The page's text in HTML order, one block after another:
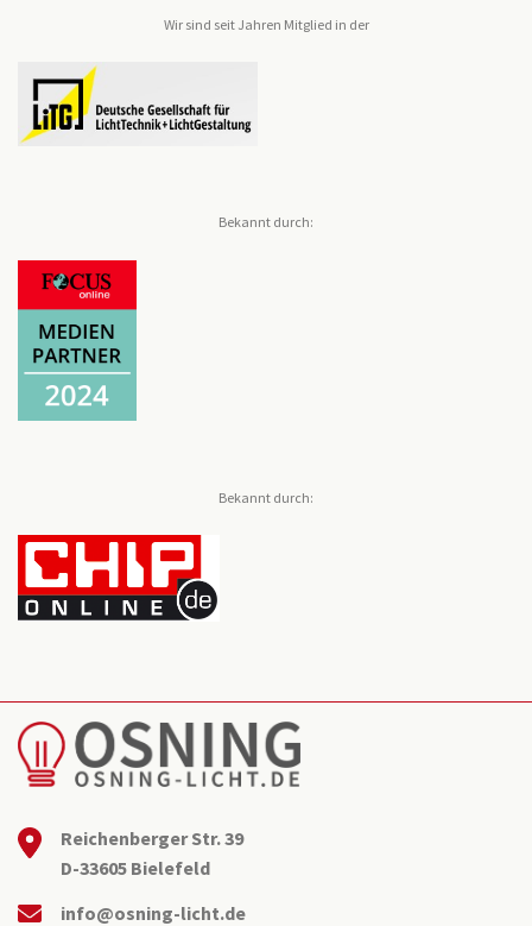
Wir sind seit Jahren Mitglied in der
Bekannt durch:
Bekannt durch:
Reichenberger Str. 39
D-33605 Bielefeld
info@osning-licht.de